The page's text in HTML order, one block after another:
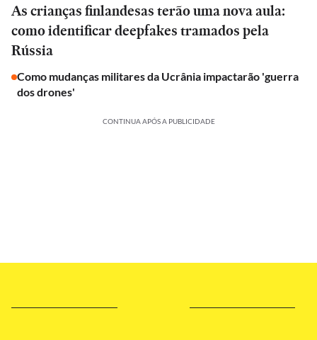
As crianças finlandesas terão uma nova aula:
como identificar deepfakes tramados pela
Rússia
Como mudanças militares da Ucrânia impactarão 'guerra
dos drones'
CONTINUA APÓS A PUBLICIDADE